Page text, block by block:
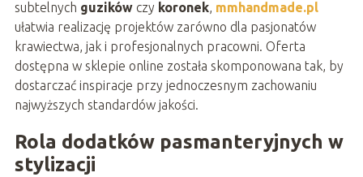
subtelnych guzikówczy koronek, mmhandmade.pl
ułatwia realizację projektów zarówno dla pasjonatów
krawiectwa, jak i profesjonalnych pracowni. Oferta
dostępna w sklepie online została skomponowana tak, by
dostarczać inspiracje przy jednoczesnym zachowaniu
najwyższych standardów jakości.
Rola dodatków pasmanteryjnych w
stylizacji